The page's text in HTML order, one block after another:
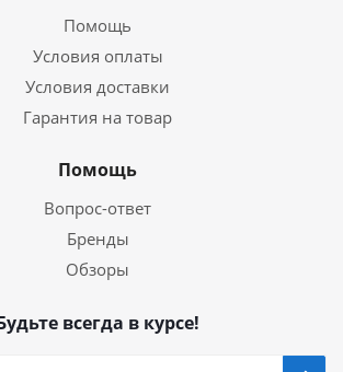
Помощь
Условия оплаты
Условия доставки
Гарантия на товар
Помощь
Вопрос-ответ
Бренды
Обзоры
всегда в курсе!